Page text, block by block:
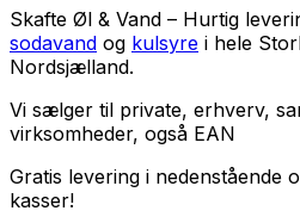
Skafte Øl & Vand – Hurtig
sodavand og kulsyre i hele
Nordsjælland.
Vi sælger til private, erhverv,
virksomheder, også EAN
Gratis levering i nedenstående
kasser!